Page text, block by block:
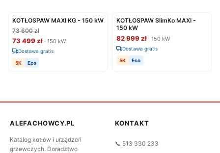
KOTŁOSPAW MAXI KG - 150 kW
73 600 zł
73 499 zł · 150 kW
Dostawa gratis
5K
Eco
KOTŁOSPAW SlimKo MAXI -
150 kW
82 999 zł · 150 kW
Dostawa gratis
5K
Eco
ALEFACHOWCY.PL
Katalog kotłów i urządzeń
grzewczych. Doradztwo
KONTAKT
📞 513 330 233